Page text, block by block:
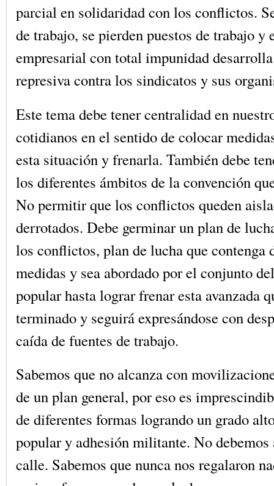
parcial en solidaridad con los conflictos.
de trabajo, se pierden puestos de trabajo y
empresarial con total impunidad
represiva contra los sindicatos y sus
Este tema debe tener centralidad en
cotidianos en el sentido de colocar
esta situación y frenarla. También debe
los diferentes ámbitos de la convención
No permitir que los conflictos queden
derrotados. Debe germinar un plan de
los conflictos, plan de lucha que contenga
medidas y sea abordado por el conjunto
popular hasta lograr frenar esta avanzada
terminado y seguirá expresándose con
caída de fuentes de trabajo.
Sabemos que no alcanza con
de un plan general, por eso es
de diferentes formas logrando un grado
popular y adhesión militante. No debemos
calle. Sabemos que nunca nos regalaron